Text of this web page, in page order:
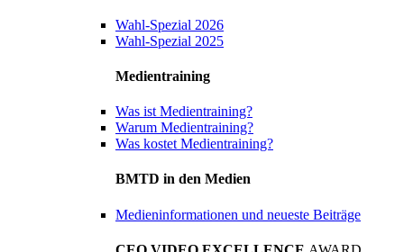
Wahl-Spezial 2026
Wahl-Spezial 2025
Medientraining
Was ist Medientraining?
Warum Medientraining?
Was kostet Medientraining?
BMTD in den Medien
Medieninformationen und neueste Beiträge